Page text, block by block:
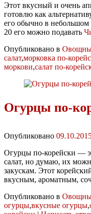
Этот вкусный и очень
готовлю как
его обычно в
20 его можно подавать
Опубликовано в
салат,морковка по-
моркови,салат по-
Огурцы по-
Опубликовано
Огурцы по-корейски —
салат, но думаю, их
закускам. Этот
вкусным, ароматным,
Опубликовано в
огурцы,вкусные огурцы,